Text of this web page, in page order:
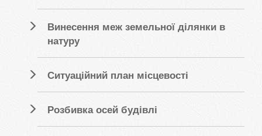
Винесення меж земельної ділянки в
натуру
Ситуаційний план місцевості
Розбивка осей будівлі